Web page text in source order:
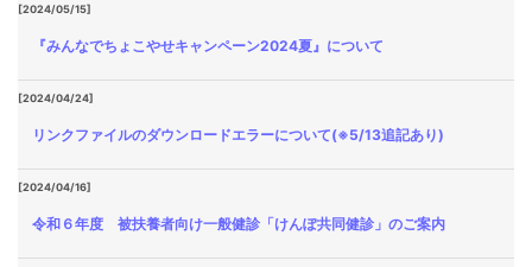
[2024/05/15]
『みんなでちょこやせキャンペーン2024夏』について
[2024/04/24]
リンクファイルのダウンロードエラーについて(※5/13追記あり)
[2024/04/16]
令和６年度 被扶養者向け一般健診「けんぽ共同健診」のご案内